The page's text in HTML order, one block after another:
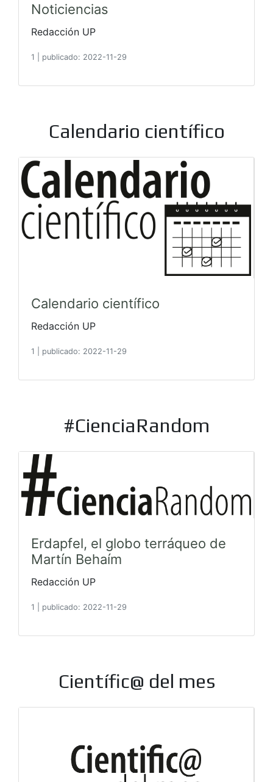
Noticiencias
Redacción UP
1 publicado: 2022-11-29
Calendario científico
Calendario científico
Redacción UP
1 publicado: 2022-11-29
#CienciaRandom
Erdapfel, el globo terráqueo de
Martín Behaím
Redacción UP
1 publicado: 2022-11-29
Científic@ del mes